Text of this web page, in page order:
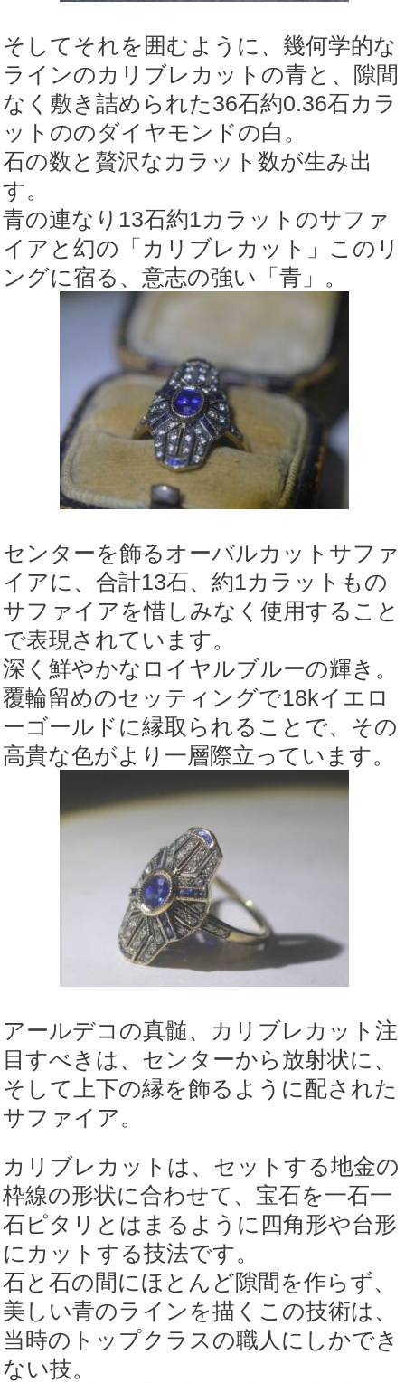
そしてそれを囲むように、幾何学的な
ラインのカリブレカットの青と、隙間
なく敷き詰められた36石約0.36石カラ
ットののダイヤモンドの白。
石の数と贅沢なカラット数が生み出
す。
青の連なり13石約1カラットのサファ
イアと幻の「カリブレカット」このリ
ングに宿る、意志の強い「青」。
センターを飾るオーバルカットサファ
イアに、合計13石、約1カラットもの
サファイアを惜しみなく使用すること
で表現されています。
深く鮮やかなロイヤルブルーの輝き。
覆輪留めのセッティングで18kイエロ
ーゴールドに縁取られることで、その
高貴な色がより一層際立っています。
アールデコの真髄、カリブレカット注
目すべきは、センターから放射状に、
そして上下の縁を飾るように配された
サファイア。
カリブレカットは、セットする地金の
枠線の形状に合わせて、宝石を一石一
石ピタリとはまるように四角形や台形
にカットする技法です。
石と石の間にほとんど隙間を作らず、
美しい青のラインを描くこの技術は、
当時のトップクラスの職人にしかでき
ない技。